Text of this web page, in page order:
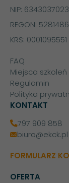
NIP: 6343037023
REGON:
KRS: 0001095551
FAQ
Miejsca szkoleń
Regulamin
Polityka
KONTAKT
797 909 858
biuro@ekck.pl
FORMULARZ
OFERTA